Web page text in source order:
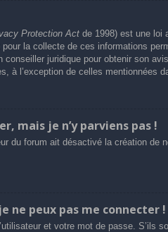
Protection Act de 1998) est une loi
la collecte de ces informations
conseiller juridique pour obtenir son
à l’exception de celles mentionnées
mais je n’y parviens pas !
du forum ait désactivé la création
ne peux pas me connecter !
et votre mot de passe. S’ils